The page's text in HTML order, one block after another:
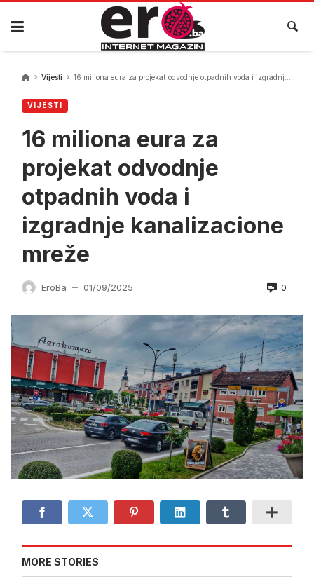
Skip
content
Vijesti 16 miliona eura za projekat odvodnje otpadnih voda i izgradnje kanalizacione mreže
VIJESTI
16 miliona eura za
projekat odvodnje
otpadnih voda i
izgradnje kanalizacione
mreže
EroBa — 01/09/2025 0
MORE STORIES